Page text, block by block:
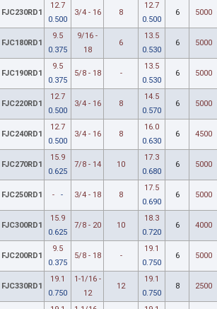
FJC230RD1
12.7
0.500
3/4 - 16 8
12.7
0.500
6 5000
FJC180RD1
9.5
0.375
9/16 -
18
6
13.5
0.530
6 5000
FJC190RD1
9.5
0.375
5/8 - 18 -
13.5
0.530
6 5000
FJC220RD1
12.7
0.500
3/4 - 16 8
14.5
0.570
6 5000
FJC240RD1
12.7
0.500
3/4 - 16 8
16.0
0.630
6 4500
FJC270RD1
15.9
0.625
7/8 - 14 10
17.3
0.680
6 5000
FJC250RD1 - - 3/4 - 18 8
17.5
0.690
6 5000
FJC300RD1
15.9
0.625
7/8 - 20 10
18.3
0.720
6 4000
FJC200RD1
9.5
0.375
5/8 - 18 -
19.1
0.750
6 5000
FJC330RD1
19.1
0.750
1-1/16 -
12
12
19.1
0.750
8 2500